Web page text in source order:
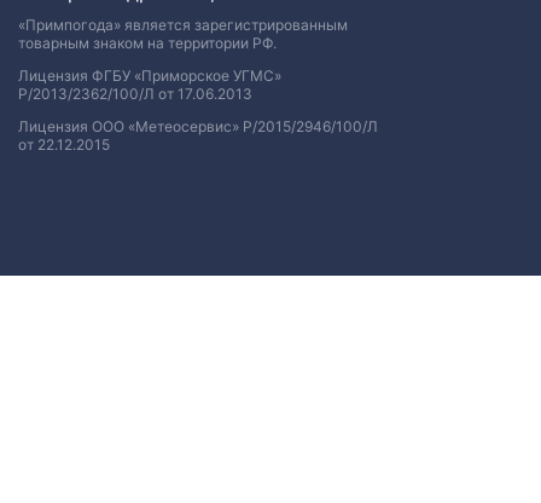
«Примпогода» является зарегистрированным
товарным знаком на территории РФ.
Лицензия ФГБУ «Приморское УГМС»
Р/2013/2362/100/Л от 17.06.2013
Лицензия ООО «Метеосервис» Р/2015/2946/100/Л
от 22.12.2015